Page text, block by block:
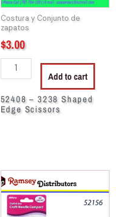
Costura y Conjunto de
zapatos
$3.00
Add to cart
52408 – 3238 Shaped
Edge Scissors
52156
-
311
Allary